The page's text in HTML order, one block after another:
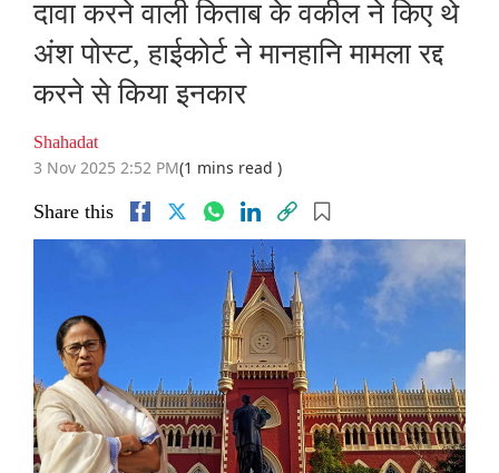
दावा करने वाली किताब के वकील ने किए थे
अंश पोस्ट, हाईकोर्ट ने मानहानि मामला रद्द
करने से किया इनकार
Shahadat
3 Nov 2025 2:52 PM(1 mins read )
Share this